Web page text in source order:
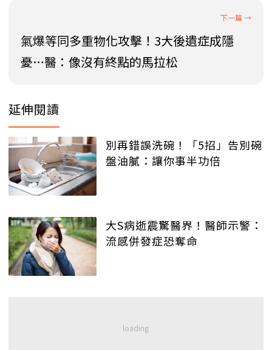
氣爆等同多重物化攻擊！3大後遺症成隱
憂…醫：像沒有終點的馬拉松
延伸閱讀
別再錯誤洗碗！「5招」告別碗
盤油膩：讓你事半功倍
大S病逝震驚醫界！醫師示警：
流感併發症恐奪命